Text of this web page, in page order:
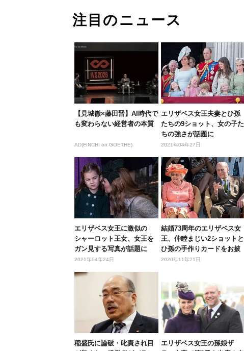
注目のニュース
【見城徹×藤田晋】AI時代で
も変わらない経営者の本質
AD(FINCHI on GOETHE)
エリザベス女王夫妻とひ孫
たちの9ショット、女の子た
ちの強さが話題に
2021年04年27日
エリザベス女王に激似の
シャーロット王女、女王を
ガン見する写真が話題に
2021年04年24日
結婚73周年のエリザベス女
王、仲睦まじい2ショットと
ひ孫の手作りカードをお披
露目
2020年11年21日
稲盛氏に論破・叱責され目
エリザベス女王の孫娘ザ